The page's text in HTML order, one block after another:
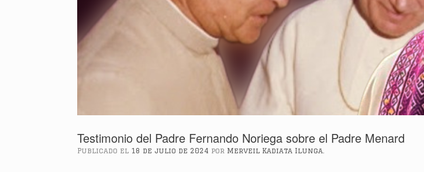
Testimonio del Padre Fernando Noriega sobre el Padre Menard
Publicado el 18 de julio de 2024 por Merveil Kadiata Ilunga.